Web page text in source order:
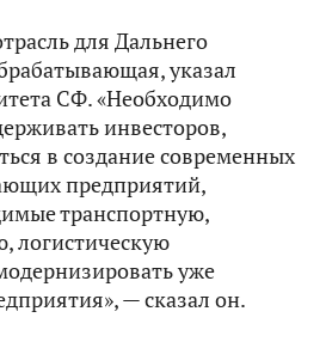
для Дальнего
указал
СФ. «Необходимо
инвесторов,
в создание современных
предприятий,
транспортную,
логистическую
уже
— сказал он.